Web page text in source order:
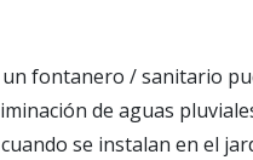
un fontanero / sanitario
de aguas
se instalan en el